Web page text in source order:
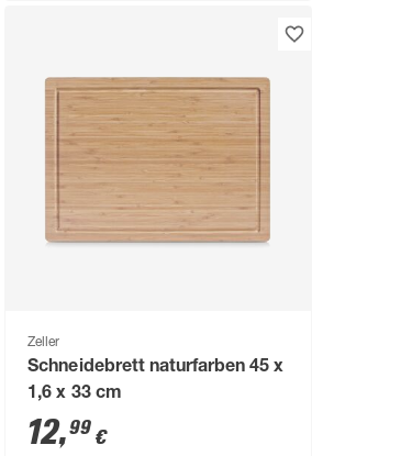
Zeller
Schneidebrett naturfarben 45 x
1,6 x 33 cm
12,99 €